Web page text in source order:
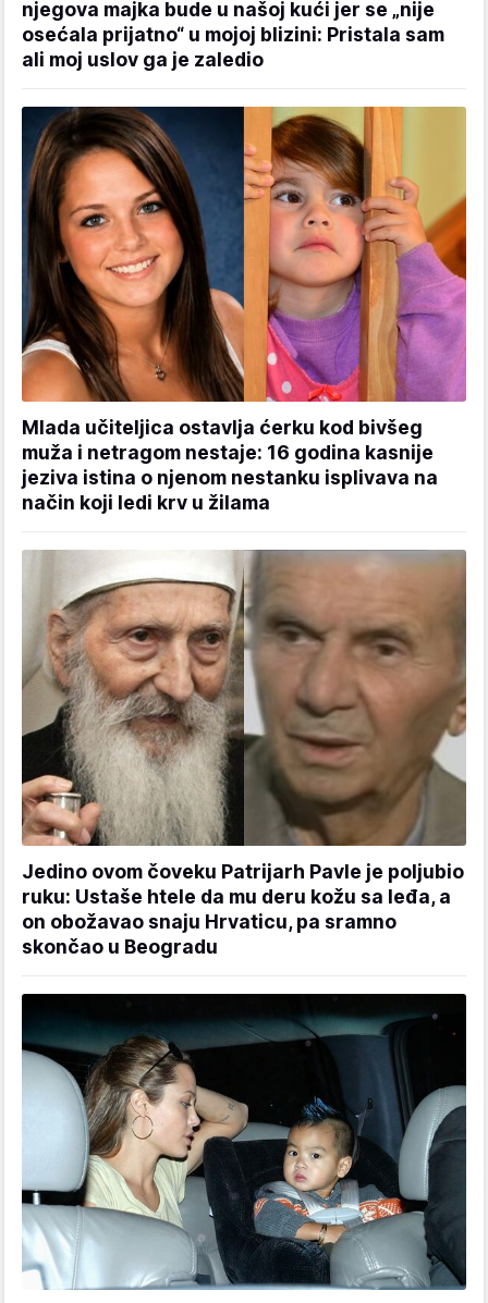
njegova majka bude u našoj kući jer se „nije
osećala prijatno“ u mojoj blizini: Pristala sam
ali moj uslov ga je zaledio
Mlada učiteljica ostavlja ćerku kod bivšeg
muža i netragom nestaje: 16 godina kasnije
jeziva istina o njenom nestanku isplivava na
način koji ledi krv u žilama
Jedino ovom čoveku Patrijarh Pavle je poljubio
ruku: Ustaše htele da mu deru kožu sa leđa, a
on obožavao snaju Hrvaticu, pa sramno
skončao u Beogradu